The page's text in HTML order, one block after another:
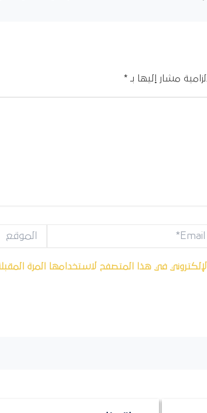
مشار إليها بـ *
الموقع
في هذا المتصفح لاستخدامها المرة